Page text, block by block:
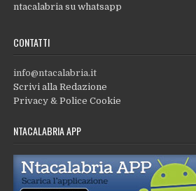
ntacalabria su whatsapp
CONTATTI
info@ntacalabria.it
Scrivi alla Redazione
Privacy & Police Cookie
NTACALABRIA APP